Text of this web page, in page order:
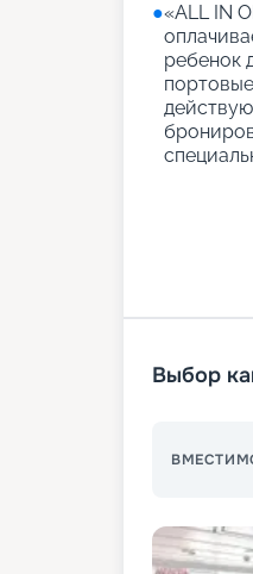
●«АLL IN
ребенок
Выбор